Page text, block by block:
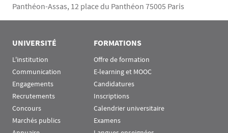
Panthéon-Assas, 12 place du Panthéon 75005 Paris
UNIVERSITÉ
L'institution
Communication
Engagements
Recrutements
Concours
Marchés publics
FORMATIONS
Offre de formation
E-learning et MOOC
Candidatures
Inscriptions
Calendrier universitaire
Examens